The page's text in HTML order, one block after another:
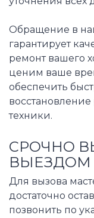
Обращение в
гарантирует
ремонт вашего
ценим ваше
обеспечить
техники.
СРОЧНО
ВЫЕЗДОМ
Для вызова
достаточно
позвонить по